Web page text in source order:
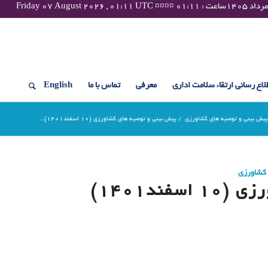
رسانی ارتقاء سلامت اداری معرفی تماس با ما English
پیش بینی و توصیه های کشاورزی / پیش بینی و توصیه های کشاورزی (10 اسفند۱۴۰۱)...